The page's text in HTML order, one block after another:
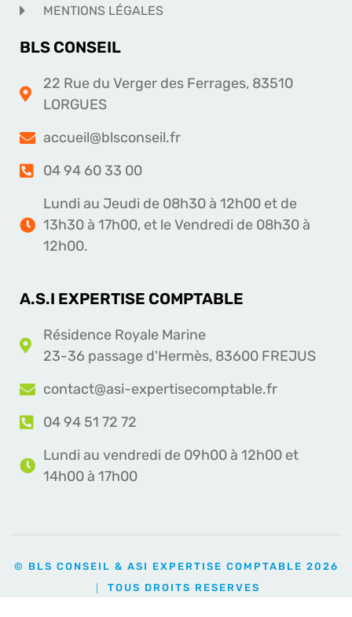
MENTIONS LÉGALES
BLS CONSEIL
22 Rue du Verger des Ferrages, 83510
LORGUES
accueil@blsconseil.fr
04 94 60 33 00
Lundi au Jeudi de 08h30 à 12h00 et de
13h30 à 17h00, et le Vendredi de 08h30 à
12h00.
A.S.I EXPERTISE COMPTABLE
Résidence Royale Marine
23-36 passage d'Hermès, 83600 FREJUS
contact@asi-expertisecomptable.fr
04 94 51 72 72
Lundi au vendredi de 09h00 à 12h00 et
14h00 à 17h00
© BLS CONSEIL & ASI EXPERTISE COMPTABLE 2026
｜ TOUS DROITS RESERVES